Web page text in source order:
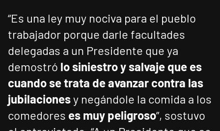
“Es una ley muy nociva para el pueblo
trabajador porque darle facultades
delegadas a un Presidente que ya
demostró lo siniestro y salvaje que es
cuando se trata de avanzar contra las
jubilacionesy negándole la comida a los
comedores es muy peligroso”, sostuvo